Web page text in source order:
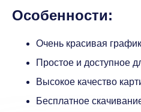
Особенности:
Очень красивая
Простое и доступное
Высокое качество
Бесплатное